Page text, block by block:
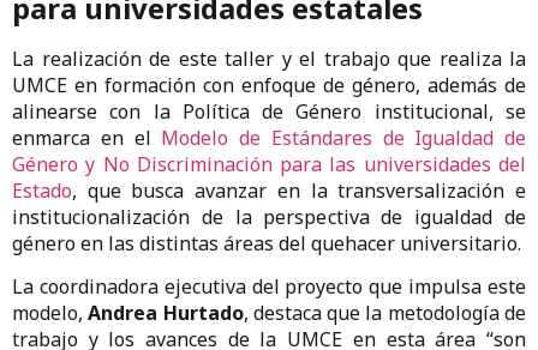
La realización de este taller y el trabajo que realiza la
UMCE en formación con enfoque de género, además de
alinearse con la Política de Género institucional, se
enmarca en el Modelo de Estándares de Igualdad de
Género y No Discriminación para las universidades del
Estado, que busca avanzar en la transversalización e
institucionalización de la perspectiva de igualdad de
género en las distintas áreas del quehacer universitario.
La coordinadora ejecutiva del proyecto que impulsa este
modelo,Andrea Hurtado, destaca que la metodología de
trabajo y los avances de la UMCE en esta área “son